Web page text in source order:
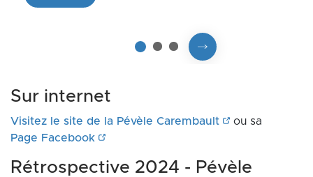
Prochaine
1 2 3
Sur internet
Visitez le site de la Pévèle Carembault
ou sa
Page Facebook
Rétrospective 2024 - Pévèle